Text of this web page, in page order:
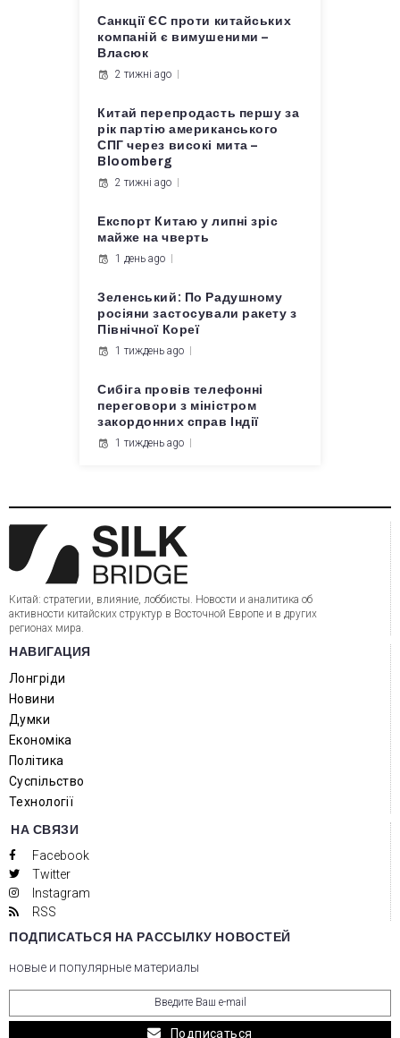
Санкції ЄС проти китайських
компаній є вимушеними –
Власюк
2 тижні ago
Китай перепродасть першу за
рік партію американського
СПГ через високі мита –
Bloomberg
2 тижні ago
Експорт Китаю у липні зріс
майже на чверть
1 день ago
Зеленський: По Радушному
росіяни застосували ракету з
Північної Кореї
1 тиждень ago
Сибіга провів телефонні
переговори з міністром
закордонних справ Індії
1 тиждень ago
Китай: стратегии, влияние, лоббисты. Новости и аналитика об
активности китайских структур в Восточной Европе и в других
регионах мира.
НАВИГАЦИЯ
Лонгріди
Новини
Думки
Економіка
Політика
Суспільство
Технології
НА СВЯЗИ
Facebook
Twitter
Instagram
RSS
ПОДПИСАТЬСЯ НА РАССЫЛКУ НОВОСТЕЙ
новые и популярные материалы
Подписаться